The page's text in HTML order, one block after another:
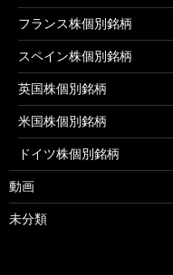
フランス株個別銘柄
スペイン株個別銘柄
英国株個別銘柄
米国株個別銘柄
ドイツ株個別銘柄
動画
未分類